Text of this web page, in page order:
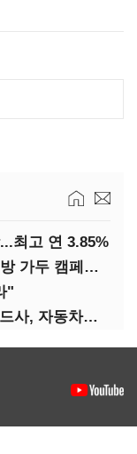
최고 연 3.85%
모아저축은행, 보이스피싱 피해예방 가두 캠페인 실시
"
"신차 구매시 캐시백 드려요"…카드사, 자동차금융 마케팅